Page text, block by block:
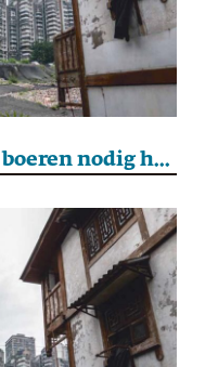
Waarom China rijkere boeren nodig heeft